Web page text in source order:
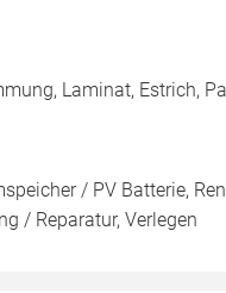
Laminat, Estrich,
/ PV Batterie,
/ Reparatur, Verlegen